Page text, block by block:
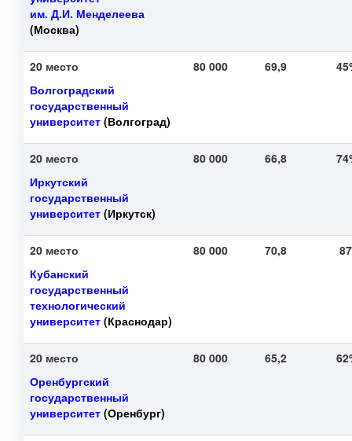
им. Д.И. Менделеева
(Москва)
20 место
Волгоградский
государственный
университет (Волгоград)
80 000 69,9
20 место
Иркутский
государственный
университет (Иркутск)
80 000 66,8
20 место
Кубанский
государственный
технологический
университет (Краснодар)
80 000 70,8
20 место
Оренбургский
государственный
университет (Оренбург)
80 000 65,2